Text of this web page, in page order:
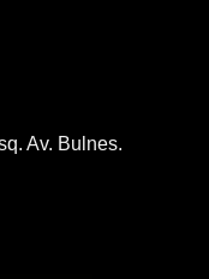
Av. Bulnes.